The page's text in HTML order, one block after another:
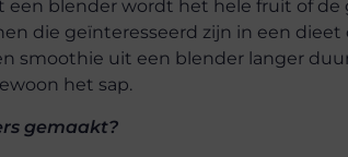
blender wordt het hele fruit of de
die geïnteresseerd zijn in een
smoothie uit een blender langer
het sap.
gemaakt?